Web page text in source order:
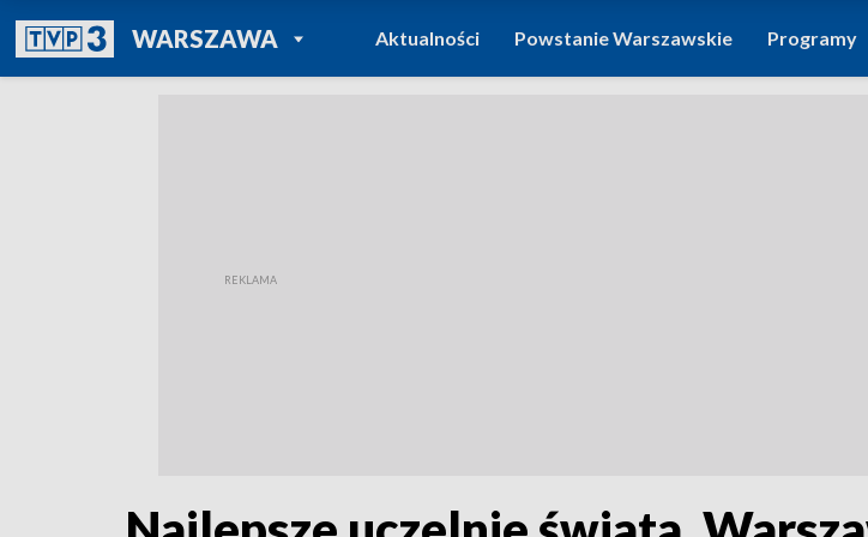
WARSZAWAPOWRÓT DO
TVP REGIONY
Aktualności Powstanie Warszawskie Programy